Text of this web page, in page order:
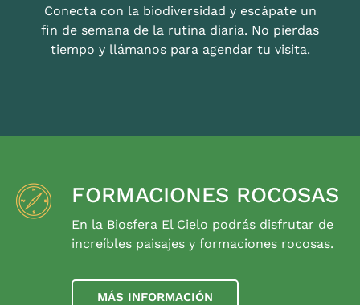
Conecta con la biodiversidad y escápate un
fin de semana de la rutina diaria. No pierdas
tiempo y llámanos para agendar tu visita.
FORMACIONES ROCOSAS
En la Biosfera El Cielo podrás disfrutar de
increíbles paisajes y formaciones rocosas.
MÁS INFORMACIÓN